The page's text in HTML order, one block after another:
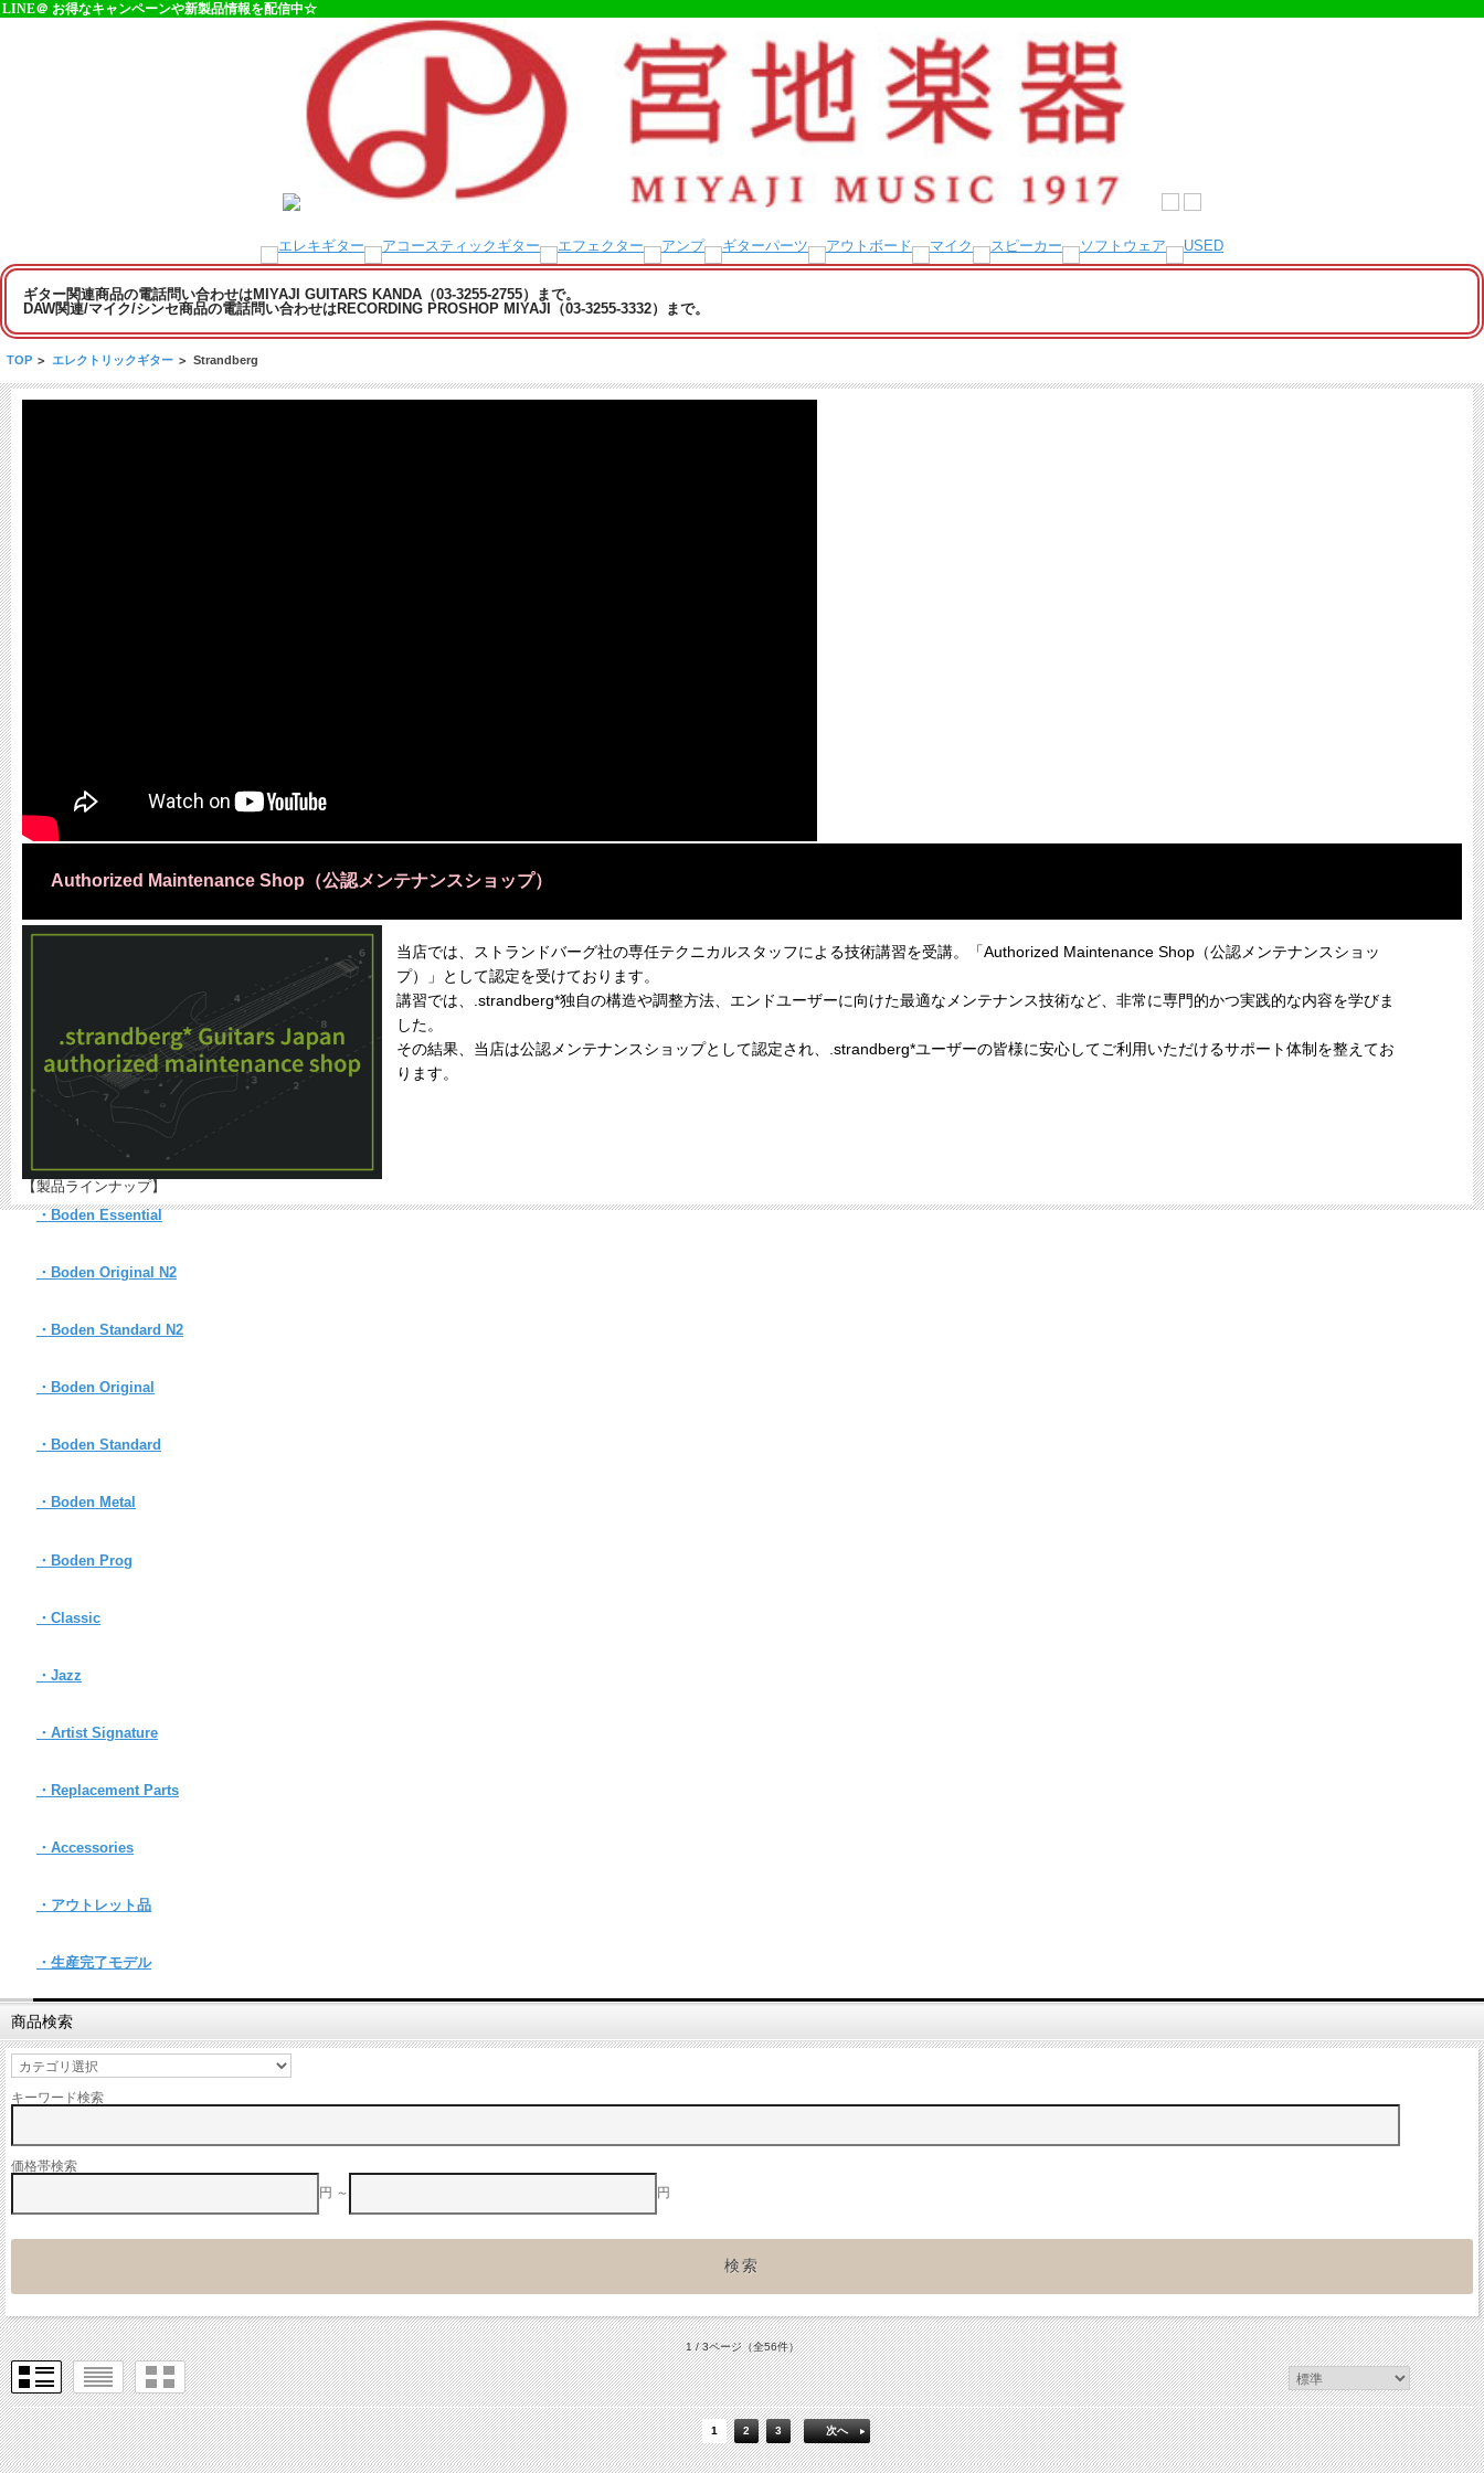
LINE＠ お得なキャンペーンや新製品情報を配信中☆
ギター関連商品の電話問い合わせはMIYAJI GUITARS KANDA（03-3255-2755）まで。
DAW関連/マイク/シンセ商品の電話問い合わせはRECORDING PROSHOP MIYAJI（03-3255-3332）まで。
TOP > エレクトリックギター > Strandberg
Authorized Maintenance Shop（公認メンテナンスショップ）
当店では、ストランドバーグ社の専任テクニカルスタッフによる技術講習を受講。「Authorized Maintenance Shop（公認メンテナンスショッ
プ）」として認定を受けております。
講習では、.strandberg*独自の構造や調整方法、エンドユーザーに向けた最適なメンテナンス技術など、非常に専門的かつ実践的な内容を学びま
した。
その結果、当店は公認メンテナンスショップとして認定され、.strandberg*ユーザーの皆様に安心してご利用いただけるサポート体制を整えてお
ります。
【製品ラインナップ】
・Boden Essential
・Boden Original N2
・Boden Standard N2
・Boden Original
・Boden Standard
・Boden Metal
・Boden Prog
・Classic
・Jazz
・Artist Signature
・Replacement Parts
・Accessories
・アウトレット品
・生産完了モデル
商品検索
キーワード検索
価格帯検索
円 ～
円
1 / 3ページ（全56件）
1 2 3 次へ